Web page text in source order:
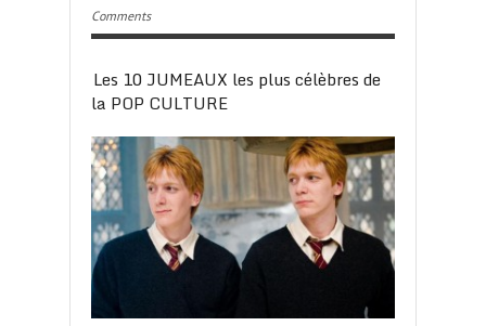
Comments
Les 10 JUMEAUX les plus célèbres de
la POP CULTURE